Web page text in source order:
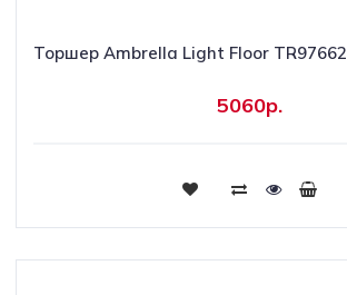
Торшер Ambrella Light Floor TR97662
5060р.
Купить